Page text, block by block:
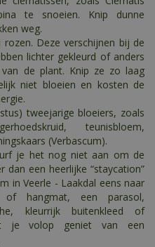
te snoeien. Knip dunne
weg.
Deze verschijnen bij de
lichter gekleurd of anders
de plant. Knip ze zo laag
niet bloeien en kosten de
tweejarige bloeiers, zoals
teunisbloem,
(Verbascum).
je het nog niet aan om de
dan een heerlijke “staycation”
in Veerle - Laakdal eens naar
of hangmat, een parasol,
kleurrijk buitenkleed of
je volop geniet van een